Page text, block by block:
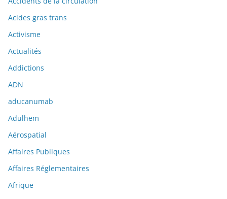
Acides gras trans
Activisme
Actualités
Addictions
ADN
aducanumab
Adulhem
Aérospatial
Affaires Publiques
Affaires Réglementaires
Afrique